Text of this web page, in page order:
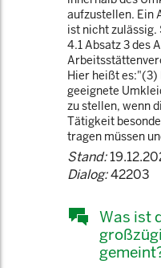
aufzustellen. Ein
ist nicht zulässig.
4.1 Absatz 3 des
Hier heißt
geeignete
zu stellen, wenn
Tätigkeit
tragen müssen
Stand:
Dialog:42203
Was ist